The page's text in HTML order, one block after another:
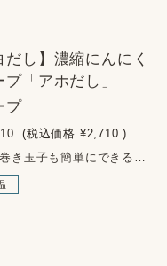
OUT
だし】濃縮にんにく
プ「アホだし」
プ
(税込価格 ¥2,710 )
だし巻き玉子も簡単にできる「アホスープ」の和風白だしバージョンです。ニンニクをもっと和食にとりいれていただけるように、料亭の茶碗蒸しのために作られた白だしと組み合わせた贅沢な逸品です。■アレルゲン：小麦・大豆■内容量：180g■原材料名：にんにく（青森県）、合わせだし（かつおかれぶし削り、そうだがつおぶし削り、乾しいたけ）、食塩、有機しろしょうゆ、水飴、たん白質加水分解物／調味料（アミノ酸等）、（一部に小麦・大豆を含む）■原料原産地名：青森県産（にんにく/福地ホワイト六片種）■賞味期限：製造より1年■栄養成分表示：（100g当たり）エネルギー 102kcal、たんぱく質 4.4g、脂質 0.3g、炭水化物 20.3g、食塩相当量 8.3g■保存方法：直射日光を避け常温保存。開封後は要冷蔵。